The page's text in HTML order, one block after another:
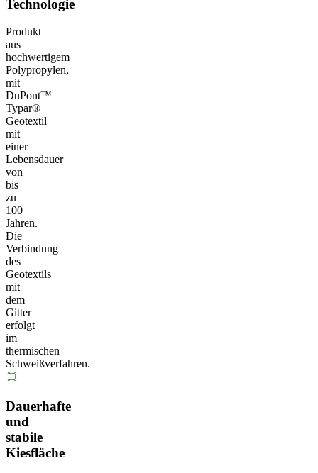
Technologie
Produkt
aus
hochwertigem
Polypropylen,
mit
DuPont™
Typar®
Geotextil
mit
einer
Lebensdauer
von
bis
zu
100
Jahren.
Die
Verbindung
des
Geotextils
mit
dem
Gitter
erfolgt
im
thermischen
Schweißverfahren.
Dauerhafte
und
stabile
Kiesfläche